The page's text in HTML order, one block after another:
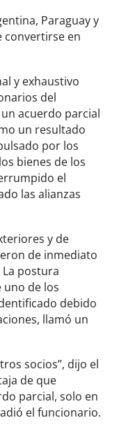
Paraguay y
convertirse en
y exhaustivo
del
acuerdo parcial
un resultado
por los
bienes de los
el
las alianzas
y de
de inmediato
postura
uno de los
debido
llamó un
socios”, dijo el
de que
parcial, solo en
el funcionario.